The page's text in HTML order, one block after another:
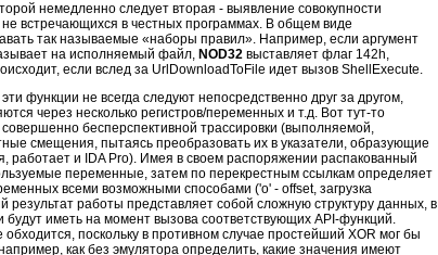
немедленно следует вторая - выявление совокупности
не встречающихся в честных программах. В общем виде
так называемые «наборы правил». Например, если аргумент
на исполняемый файл, NOD32 выставляет флаг 142h,
если вслед за UrlDownloadToFile идет вызов ShellExecute.
функции не всегда следуют непосредственно друг за другом,
через несколько регистров/переменных и т.д. Вот тут-то
бесперспективной трассировки (выполняемой,
смещения, пытаясь преобразовать их в указатели, образующие
работает и IDA Pro). Имея в своем распоряжении распакованный
переменные, затем по перекрестным ссылкам определяет
всеми возможными способами ('o' - offset, загрузка
работы представляет собой сложную структуру данных, в
иметь на момент вызова соответствующих API-функций.
поскольку в противном случае простейший XOR мог бы
как без эмулятора определить, какие значения имеют